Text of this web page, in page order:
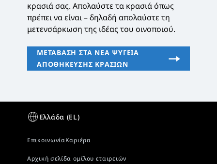
κρασιά σας. Απολαύστε τα κρασιά όπως
πρέπει να είναι – δηλαδή απολαύστε τη
μετενσάρκωση της ιδέας του οινοποιού.